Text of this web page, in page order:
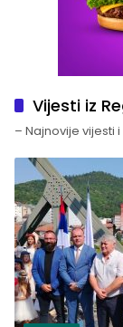
Vijesti iz
– Najnovije vijesti